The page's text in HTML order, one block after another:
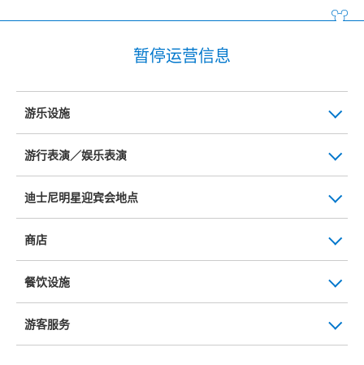
暂停运营信息
游乐设施
游行表演／娱乐表演
迪士尼明星迎宾会地点
商店
餐饮设施
游客服务